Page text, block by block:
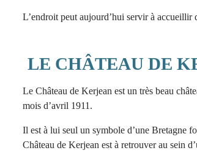
L’endroit peut aujourd’hui servir à accueillir
LE CHÂTEAU DE
Le Château de Kerjean est un très beau
mois d’avril 1911.
Il est à lui seul un symbole d’une Bretagne
Château de Kerjean est à retrouver au sein